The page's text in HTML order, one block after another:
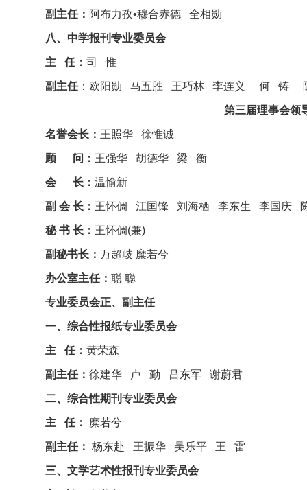
副主任： 阿布力孜•穆合赤德 全相勋
八、中学报刊专业委员会
主 任：司 惟
副主任：欧阳勋 马五胜 王巧林 李连义 何 铸
第三届理事会
名誉会长： 王照华 徐惟诚
顾 问： 王强华 胡德华 梁 衡
会 长：温愉新
副 会 长： 王怀倜 江国锋 刘海栖 李东生 李国庆
秘 书 长： 王怀倜(兼)
副秘书长：万超歧 糜若兮
办公室主任：聪 聪
专业委员会正、副主任
一、综合性报纸专业委员会
主 任：黄荣森
副主任：徐建华 卢 勤 吕东军 谢蔚君
二、综合性期刊专业委员会
主 任： 糜若兮
副主任：杨东赴 王振华 吴乐平 王 雷
三、文学艺术性报刊专业委员会